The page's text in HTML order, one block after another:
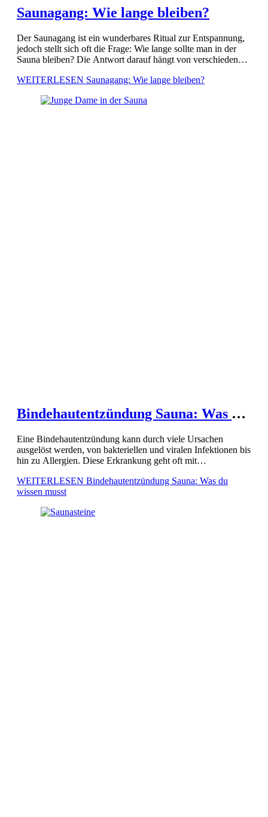
Saunagang: Wie lange bleiben?
Der Saunagang ist ein wunderbares Ritual zur Entspannung,
jedoch stellt sich oft die Frage: Wie lange sollte man in der
Sauna bleiben? Die Antwort darauf hängt von verschiedenen
WEITERLESEN Saunagang: Wie lange bleiben?
Bindehautentzündung Sauna: Was du
Eine Bindehautentzündung kann durch viele Ursachen
ausgelöst werden, von bakteriellen und viralen Infektionen bis
hin zu Allergien. Diese Erkrankung geht oft mit
übermäßiger Tränenfluss einher. Wenn du eine […]
WEITERLESEN Bindehautentzündung Sauna: Was du
wissen musst